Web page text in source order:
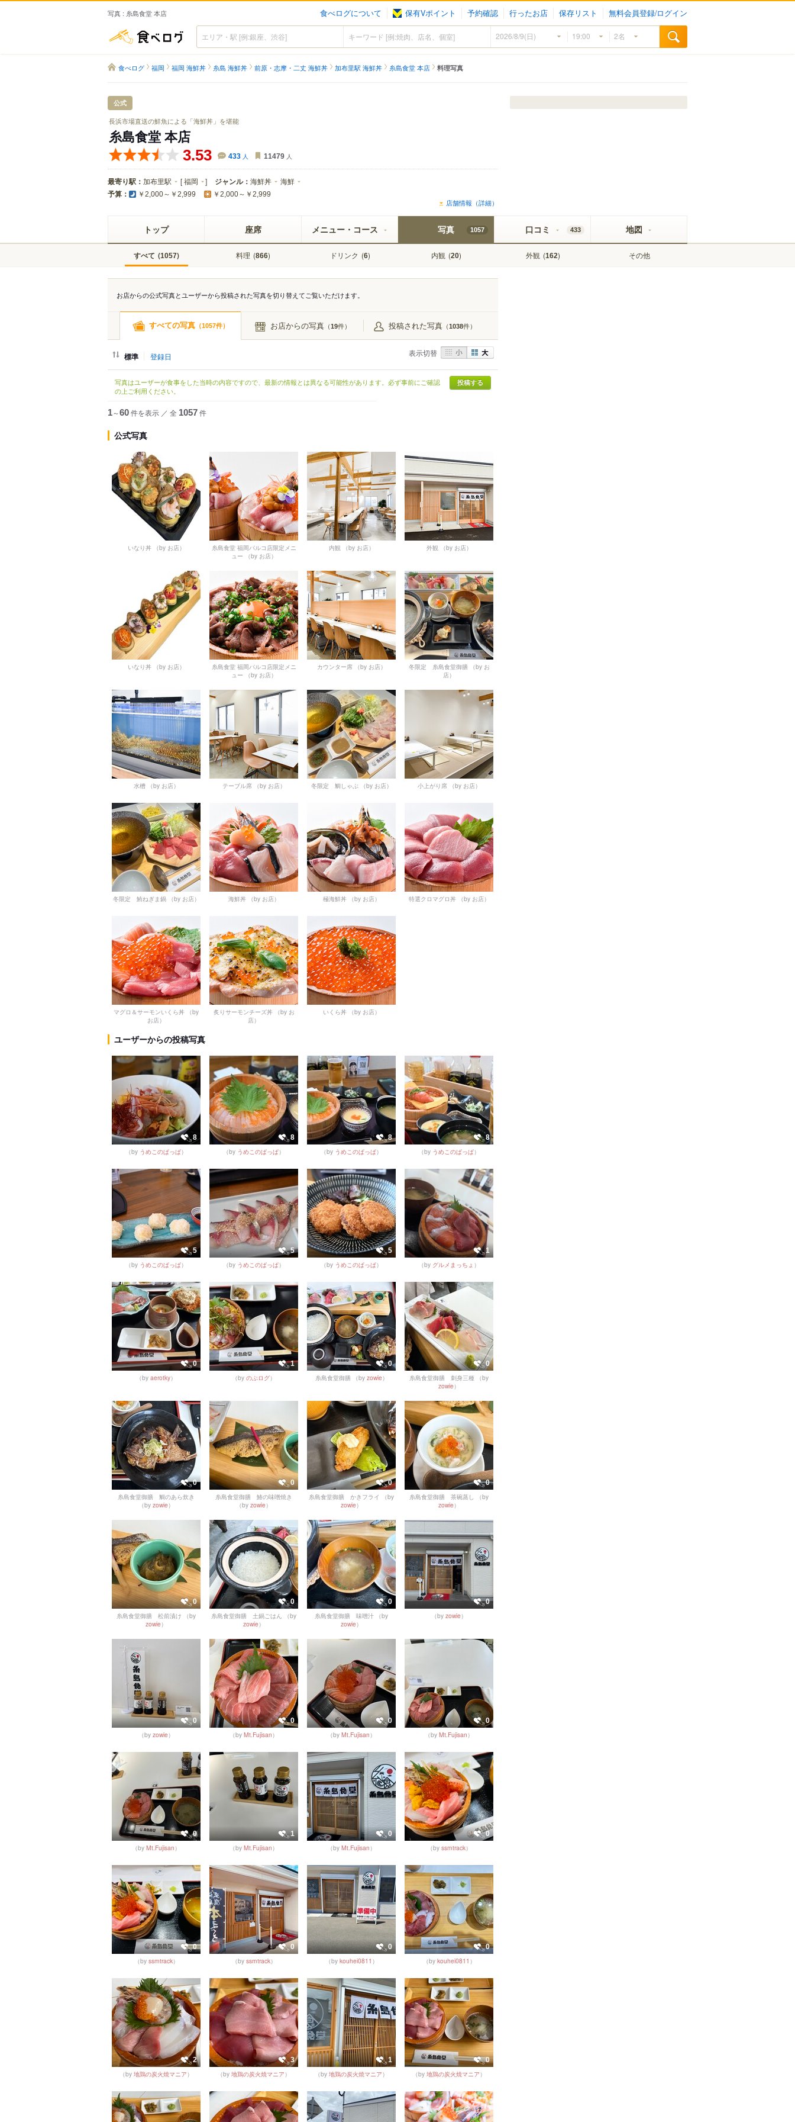
写真 : 糸島食堂 本店 食べログについて 保有Vポイント 予約確認 行ったお店 保存リスト 無料会員登録/ログイン
食べログ
食べログ 福岡 福岡 海鮮丼 糸島 海鮮丼 前原・志摩・二丈 海鮮丼 加布里駅 海鮮丼 糸島食堂 本店 料理写真
公式
長浜市場直送の鮮魚による「海鮮丼」を堪能
糸島食堂 本店
3.53 433 人 11479 人
最寄り駅： 加布里駅 [福岡 ] ジャンル： 海鮮丼 海鮮
予算： ￥2,000～￥2,999 ￥2,000～￥2,999
店舗情報（詳細）
トップ 座席 メニュー・コース 写真 1057
すべて (1057) 料理 (866) ドリンク (6) 内観 (20) 外観 (162) その他
口コミ 433 地図
お店からの公式写真とユーザーから投稿された写真を切り替えてご覧いただけます。
すべての写真（1057件） お店からの写真（19件） 投稿された写真 （1038件）
標準 登録日 表示切替
写真はユーザーが食事をした当時の内容ですので、最新の情報とは異なる可能性があります。必ず事前にご確認
の上ご利用ください。
投稿する
1～60件を表示 ／ 全 1057件
公式写真
いなり丼 （by お店）
糸島食堂 福岡パルコ店限定メニ
ュー
（by お店）
内観 （by お店） 外観 （by お店）
いなり丼 （by お店）
糸島食堂 福岡パルコ店限定メニ
ュー
（by お店）
カウンター席 （by お店） 冬限定 糸島食堂御膳
（by お
店）
水槽 （by お店） テーブル席 （by お店） 冬限定 鯛しゃぶ （by お店） 小上がり席 （by お店）
冬限定 鮪ねぎま鍋 （by お店） 海鮮丼 （by お店） 極海鮮丼 （by お店） 特選クロマグロ丼 （by お店）
マグロ＆サーモンいくら丼 （by
お店）
炙りサーモンチーズ丼
（by お
店）
いくら丼 （by お店）
ユーザーからの投稿写真
8
（by うめこのぱっぱ）
8
（by うめこのぱっぱ）
8
（by うめこのぱっぱ）
8
（by うめこのぱっぱ）
5
（by うめこのぱっぱ）
5
（by うめこのぱっぱ）
5
（by うめこのぱっぱ）
1
（by グルメまっちょ ）
0
（by aerotky）
1
（by のぶログ）
0
糸島食堂御膳 （by zowie）
0
糸島食堂御膳 刺身三種 （by
zowie）
0
糸島食堂御膳 鯛のあら炊き
（by zowie）
0
糸島食堂御膳 鰆の味噌焼き
（by zowie）
0
糸島食堂御膳 かきフライ
（by
zowie）
0
糸島食堂御膳 茶碗蒸し
（by
zowie）
0
糸島食堂御膳 松前漬け
（by
zowie）
0
糸島食堂御膳 土鍋ごはん
（by
zowie）
0
糸島食堂御膳 味噌汁 （by
zowie）
0
（by zowie）
0
（by zowie）
0
（by Mt.Fujisan ）
0
（by Mt.Fujisan ）
0
（by Mt.Fujisan ）
0
（by Mt.Fujisan ）
1
（by Mt.Fujisan ）
0
（by Mt.Fujisan ）
0
（by ssmtrack）
0
（by ssmtrack）
0
（by ssmtrack）
0
（by kouhei0811 ）
0
（by kouhei0811 ）
2
（by 地鶏の炭火焼マニア ）
3
（by 地鶏の炭火焼マニア ）
1
（by 地鶏の炭火焼マニア ）
0
（by 地鶏の炭火焼マニア ）